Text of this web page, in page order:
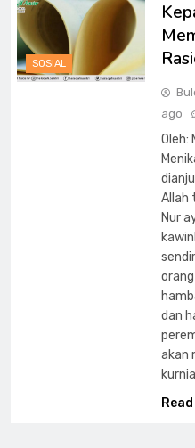
SOSIAL
ago
Oleh:
Allah
Nur
dan
akan